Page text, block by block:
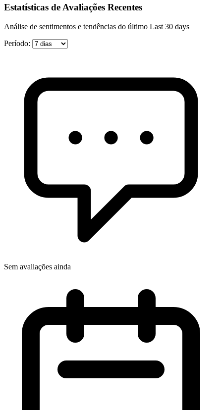
Estatísticas de Avaliações Recentes
Análise de sentimentos e tendências do último Last 30 days
Período:
Sem avaliações ainda